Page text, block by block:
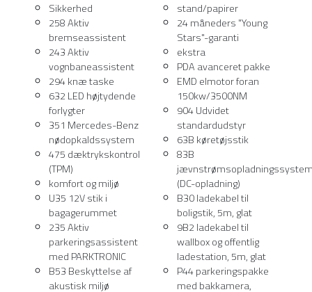
Sikkerhed
258 Aktiv
bremseassistent
243 Aktiv
vognbaneassistent
294 knæ taske
632 LED højtydende
forlygter
351 Mercedes-Benz
nødopkaldssystem
475 dæktrykskontrol
(TPM)
komfort og miljø
U35 12V stik i
bagagerummet
235 Aktiv
parkeringsassistent
med PARKTRONIC
B53 Beskyttelse af
akustisk miljø
stand/papirer
24 måneders "Young
Stars"-garanti
ekstra
PDA avanceret pakke
EMD elmotor foran
150kw/3500NM
904 Udvidet
standardudstyr
63B køretøjsstik
83B
(DC-opladning)
B30 ladekabel til
boligstik, 5m, glat
9B2 ladekabel til
wallbox og offentlig
ladestation, 5m, glat
P44 parkeringspakke
med bakkamera,